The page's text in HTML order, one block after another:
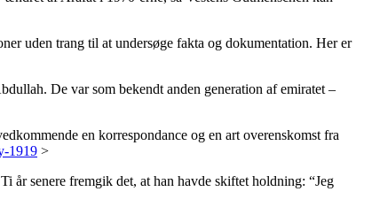
uden trang til at undersøge fakta og dokumentation. Her er
De var som bekendt anden generation af emiratet –
en korrespondance og en art overenskomst fra
1919 >
år senere fremgik det, at han havde skiftet holdning: “Jeg